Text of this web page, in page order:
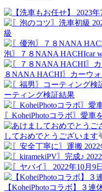
2023年
級
泡〗７８NANA HACHIcar
８NANA HACHI〗カーウォ
ーティング検証結果
〖KoheiPhotoコラボ〗愛車
しておめでとうございます
2022年10月9日
【KoheiPhotoコラボ】３連